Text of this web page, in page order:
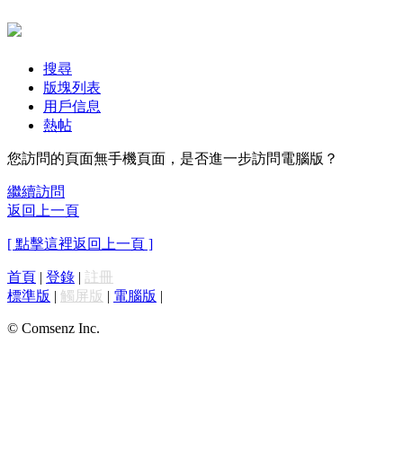
搜尋
版塊列表
用戶信息
熱帖
您訪問的頁面無手機頁面，是否進一步訪問電腦版？
繼續訪問
返回上一頁
[ 點擊這裡返回上一頁 ]
首頁 | 登錄 | 註冊
標準版 | 觸屏版 | 電腦版 |
© Comsenz Inc.